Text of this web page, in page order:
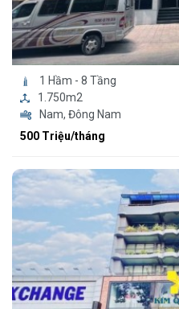
1 Hầm - 8 Tầng
1.750m2
Nam, Đông Nam
500 Triệu/tháng